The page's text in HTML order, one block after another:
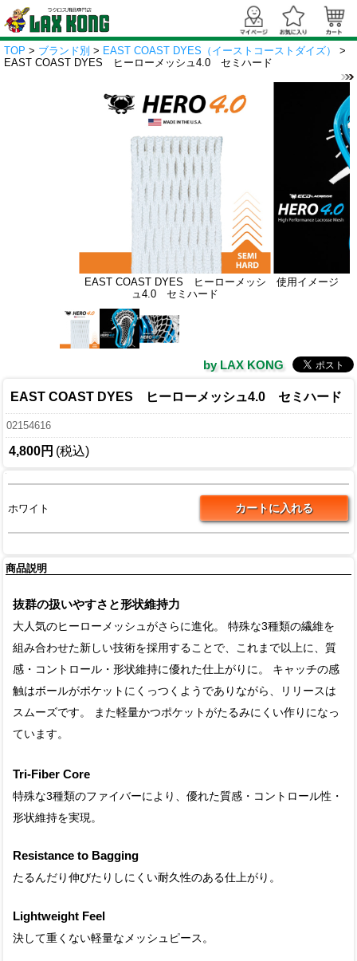
TOP > ブランド別 > EAST COAST DYES（イーストコーストダイズ）
>
EAST COAST DYES ヒーローメッシュ4.0 セミハード
EAST COAST DYES ヒーローメッシ
ュ4.0 セミハード
使用イメージ ※
by LAX KONG
EAST COAST DYES ヒーローメッシュ4.0 セミハード
02154616
4,800円 (税込)
ホワイト
商品説明
抜群の扱いやすさと形状維持力
大人気のヒーローメッシュがさらに進化。 特殊な3種類の繊維を
組み合わせた新しい技術を採用することで、これまで以上に、質
感・コントロール・形状維持に優れた仕上がりに。 キャッチの感
触はボールがポケットにくっつくようでありながら、リリースは
スムーズです。 また軽量かつポケットがたるみにくい作りになっ
ています。
Tri-Fiber Core
特殊な3種類のファイバーにより、優れた質感・コントロール性・
形状維持を実現。
Resistance to Bagging
たるんだり伸びたりしにくい耐久性のある仕上がり。
Lightweight Feel
決して重くない軽量なメッシュピース。